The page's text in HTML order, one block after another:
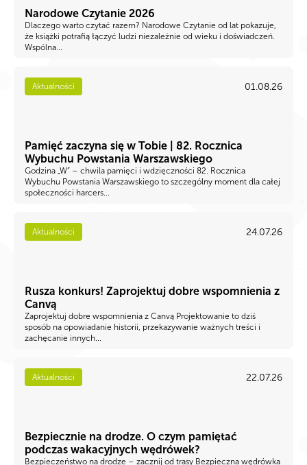
Narodowe Czytanie 2026
Dlaczego warto czytać razem? Narodowe Czytanie od lat pokazuje,
że książki potrafią łączyć ludzi niezależnie od wieku i doświadczeń.
Wspólna...
Aktualności 01.08.26
Pamięć zaczyna się w Tobie | 82. Rocznica
Wybuchu Powstania Warszawskiego
Godzina „W” – chwila pamięci i wdzięczności 82. Rocznica
Wybuchu Powstania Warszawskiego to szczególny moment dla całej
społeczności harcers...
Aktualności 24.07.26
Rusza konkurs! Zaprojektuj dobre wspomnienia z
Canvą
Zaprojektuj dobre wspomnienia z Canvą Projektowanie to dziś
sposób na opowiadanie historii, przekazywanie ważnych treści i
zachęcanie innych...
Aktualności 22.07.26
Bezpiecznie na drodze. O czym pamiętać
podczas wakacyjnych wędrówek?
Bezpieczeństwo na drodze – zacznij od trasy Bezpieczna wędrówka